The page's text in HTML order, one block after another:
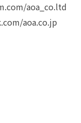
aoa_co.ltd
aoa.co.jp